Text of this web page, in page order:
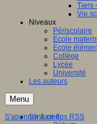
Tiers
Vie
Niveaux
Périscolaire
Ecole
Ecole
Collège
Lycée
Université
Les auteurs
Menu
S'informer
S'abonner à ce flux RSS